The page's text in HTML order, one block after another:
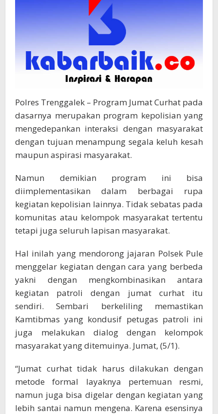
Polres Trenggalek – Program Jumat Curhat pada
dasarnya merupakan program kepolisian yang
mengedepankan interaksi dengan masyarakat
dengan tujuan menampung segala keluh kesah
maupun aspirasi masyarakat.
Namun demikian program ini bisa
diimplementasikan dalam berbagai rupa
kegiatan kepolisian lainnya. Tidak sebatas pada
komunitas atau kelompok masyarakat tertentu
tetapi juga seluruh lapisan masyarakat.
Hal inilah yang mendorong jajaran Polsek Pule
menggelar kegiatan dengan cara yang berbeda
yakni dengan mengkombinasikan antara
kegiatan patroli dengan jumat curhat itu
sendiri. Sembari berkeliling memastikan
Kamtibmas yang kondusif petugas patroli ini
juga melakukan dialog dengan kelompok
masyarakat yang ditemuinya. Jumat, (5/1).
“Jumat curhat tidak harus dilakukan dengan
metode formal layaknya pertemuan resmi,
namun juga bisa digelar dengan kegiatan yang
lebih santai namun mengena. Karena esensinya